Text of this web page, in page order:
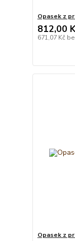
Opasek z
812,00
671,07 Kč
Opasek z